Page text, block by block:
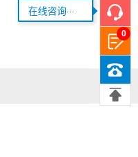
在线咨询
0